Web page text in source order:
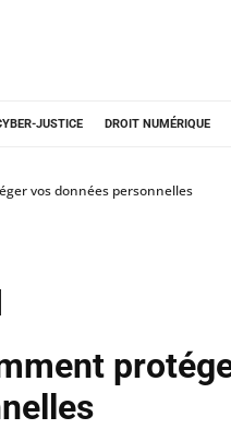
JUSTICE DROIT NUMÉRIQUE
vos données personnelles